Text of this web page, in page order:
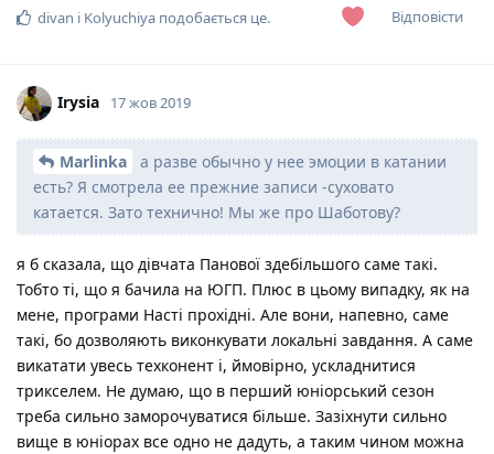
Відповісти
divan і Kolyuchiya подобається це.
Irysia 17 жов 2019
Marlinka
а разве обычно у нее эмоции в катании
есть? Я смотрела ее прежние записи -суховато
катается. Зато технично! Мы же про Шаботову?
я б сказала, що дівчата Панової здебільшого саме такі.
Тобто ті, що я бачила на ЮГП. Плюс в цьому випадку, як на
мене, програми Насті прохідні. Але вони, напевно, саме
такі, бо дозволяють виконкувати локальні завдання. А саме
викатати увесь техконент і, ймовірно, ускладнитися
трикселем. Не думаю, що в перший юніорський сезон
треба сильно заморочуватися більше. Зазіхнути сильно
вище в юніорах все одно не дадуть, а таким чином можна